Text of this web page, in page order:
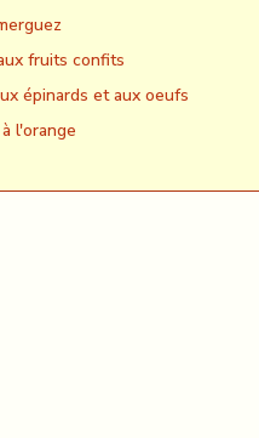
fruits confits
épinards et aux oeufs
l'orange